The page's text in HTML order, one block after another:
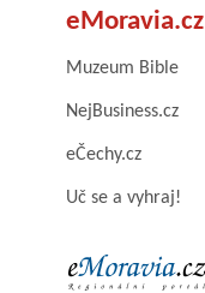
eMoravia.cz
Muzeum Bible
NejBusiness.cz
eČechy.cz
Uč se a vyhraj!